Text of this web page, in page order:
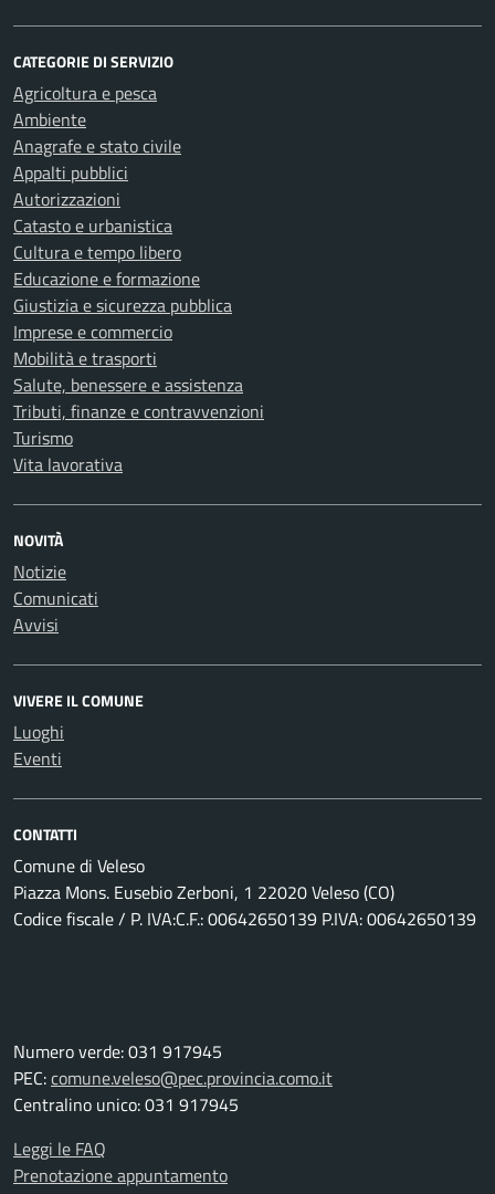
CATEGORIE DI SERVIZIO
Agricoltura e pesca
Ambiente
Anagrafe e stato civile
Appalti pubblici
Autorizzazioni
Catasto e urbanistica
Cultura e tempo libero
Educazione e formazione
Giustizia e sicurezza pubblica
Imprese e commercio
Mobilità e trasporti
Salute, benessere e assistenza
Tributi, finanze e contravvenzioni
Turismo
Vita lavorativa
NOVITÀ
Notizie
Comunicati
Avvisi
VIVERE IL COMUNE
Luoghi
Eventi
CONTATTI
Comune di Veleso
Piazza Mons. Eusebio Zerboni, 1 22020 Veleso (CO)
Codice fiscale / P. IVA:C.F.: 00642650139 P.IVA: 00642650139
Numero verde: 031 917945
PEC:comune.veleso@pec.provincia.como.it
Centralino unico: 031 917945
Leggi le FAQ
Prenotazione appuntamento